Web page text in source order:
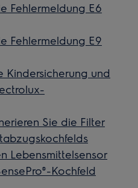
Fehlermeldung E6
Fehlermeldung E9
Kindersicherung und
Sie die Filter
Lebensmittelsensor
Kochfeld